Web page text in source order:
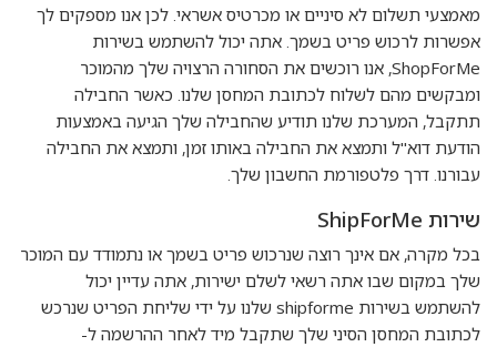
מאמצעי תשלום לא סיניים או מכרטיס אשראי. לכן אנו מספקים לך
אפשרות לרכוש פריט בשמך. אתה יכול להשתמש בשירות
ShopForMe, אנו רוכשים את הסחורה הרצויה שלך מהמוכר
ומבקשים מהם לשלוח לכתובת המחסן שלנו. כאשר החבילה
תתקבל, המערכת שלנו תודיע שהחבילה שלך הגיעה באמצעות
הודעת דוא"ל ותמצא את החבילה באותו זמן, ותמצא את החבילה
עבורנו. דרך פלטפורמת החשבון שלך.
שירות ShipForMe
בכל מקרה, אם אינך רוצה שנרכוש פריט בשמך או נתמודד עם המוכר
שלך במקום שבו אתה רשאי לשלם ישירות, אתה עדיין יכול
להשתמש בשירות shipforme שלנו על ידי שליחת הפריט שנרכש
לכתובת המחסן הסיני שלך שתקבל מיד לאחר ההרשמה ל-